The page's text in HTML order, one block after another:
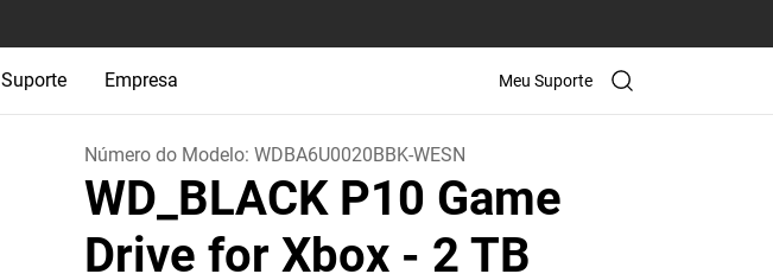
Suporte Empresa Meu Suporte
Número do Modelo:WDBA6U0020BBK-WESN
WD_BLACK P10 Game
Drive for Xbox - 2 TB